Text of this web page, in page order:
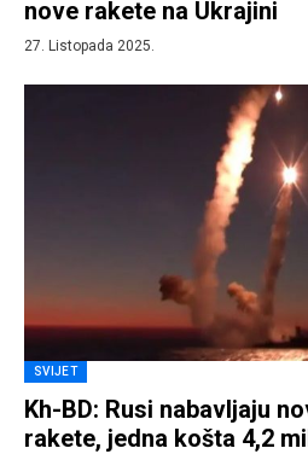
nove rakete na Ukrajini
27. Listopada 2025.
SVIJET
Kh-BD: Rusi nabavljaju
rakete, jedna košta 4,2